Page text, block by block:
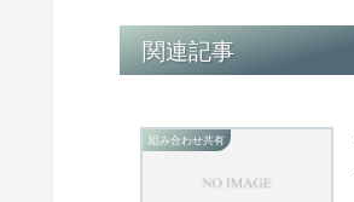
関連記事
組み合わせ共有